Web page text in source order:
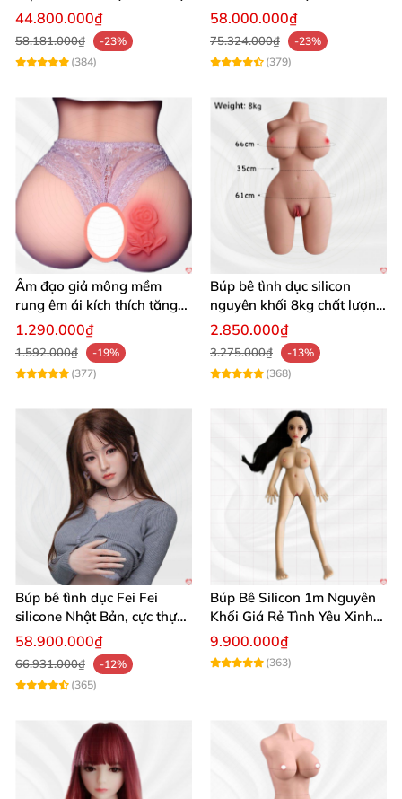
🛒Mua ngay hôm nay để nhận ưu đãi hấp dẫn!
44.800.000₫
58.181.000₫
-23%
(384)
cấp giá tốt
58.000.000₫
75.324.000₫
-23%
(379)
Âm đạo giả mông mềm
rung êm ái kích thích tăng
khoái cảm
1.290.000₫
1.592.000₫
-19%
(377)
Búp bê tình dục silicon
nguyên khối 8kg chất lượng
cao hấp dẫn
2.850.000₫
3.275.000₫
-13%
(368)
Búp bê tình dục Fei Fei
silicone Nhật Bản, cực thực,
giá tốt
58.900.000₫
66.931.000₫
-12%
(365)
Búp Bê Silicon 1m Nguyên
Khối Giá Rẻ Tình Yêu Xinh
Đẹp
9.900.000₫
(363)